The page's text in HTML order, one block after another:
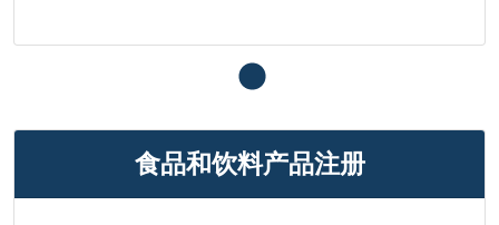
食品和饮料产品注册